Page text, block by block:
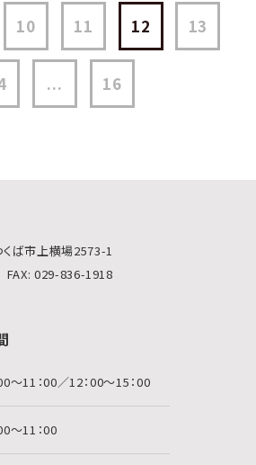
10 11 12 13
... 16
ば市上横場2573-1
FAX: 029-836-1918
〜11：00／12：00〜15：00
〜11：00